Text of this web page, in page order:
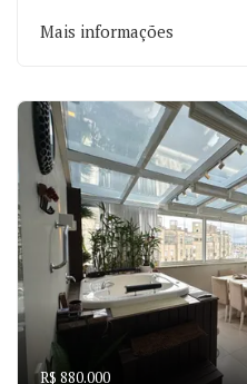
Mais informações
R$ 880.000